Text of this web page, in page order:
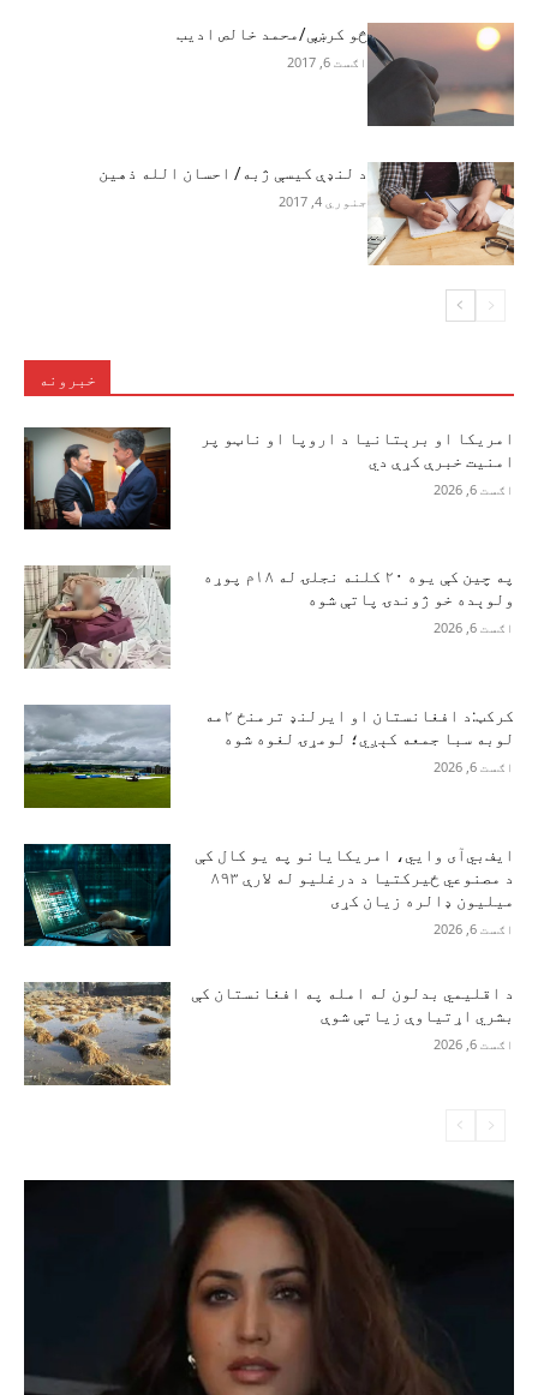
څو کرښې/محمد خالص ادیب
اګست 6, 2017
د لنډې کیسې ژبه/ احسان الله ذهین
جنوري 4, 2017
خبرونه
امریکا او برېتانیا د اروپا او ناټو پر
امنیت خبرې کړې دي
اګست 6, 2026
په چین کې یوه ۲۰ کلنه نجلۍ له ۱۸م پوړه
ولوېده خو ژوندۍ پاتې شوه
اګست 6, 2026
کرکټ:د افغانستان او ایرلنډ ترمنځ ۲مه
لوبه سبا جمعه کېږي؛ لومړۍ لغوه شوه
اګست 6, 2026
ایف‌بي‌آی وايي، امریکایانو په یو کال کې
د مصنوعي ځیرکتیا د درغلیو له لارې ۸۹۳
میلیون ډالره زیان کړی
اګست 6, 2026
د اقلیمي بدلون له امله په افغانستان کې
بشري اړتیاوې زیاتې شوې
اګست 6, 2026